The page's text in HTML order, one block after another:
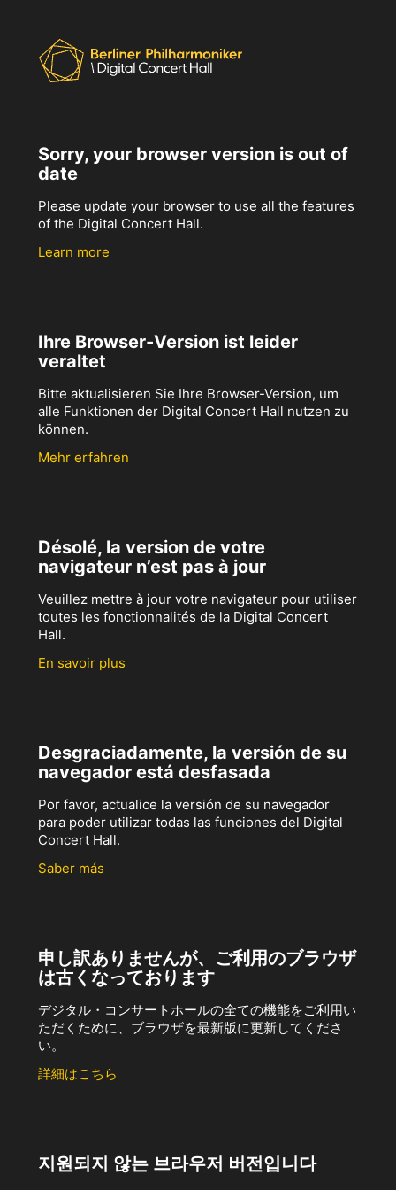
Sorry, your browser version is out of
date
Please update your browser to use all the features
of the Digital Concert Hall.
Learn more
Ihre Browser-Version ist leider
veraltet
Bitte aktualisieren Sie Ihre Browser-Version, um
alle Funktionen der Digital Concert Hall nutzen zu
können.
Mehr erfahren
Désolé, la version de votre
navigateur n’est pas à jour
Veuillez mettre à jour votre navigateur pour utiliser
toutes les fonctionnalités de la Digital Concert
Hall.
En savoir plus
Desgraciadamente, la versión de su
navegador está desfasada
Por favor, actualice la versión de su navegador
para poder utilizar todas las funciones del Digital
Concert Hall.
Saber más
申し訳ありませんが、ご利用のブラウザ
は古くなっております
デジタル・コンサートホールの全ての機能をご利用い
ただくために、ブラウザを最新版に更新してくださ
い。
詳細はこちら
지원되지 않는 브라우저 버전입니다